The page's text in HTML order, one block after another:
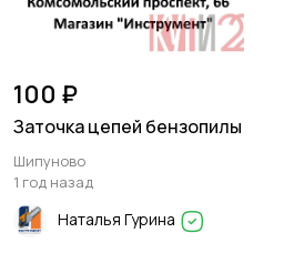
100 ₽
Заточка цепей бензопилы
Шипуново
1 год назад
Наталья Гурина